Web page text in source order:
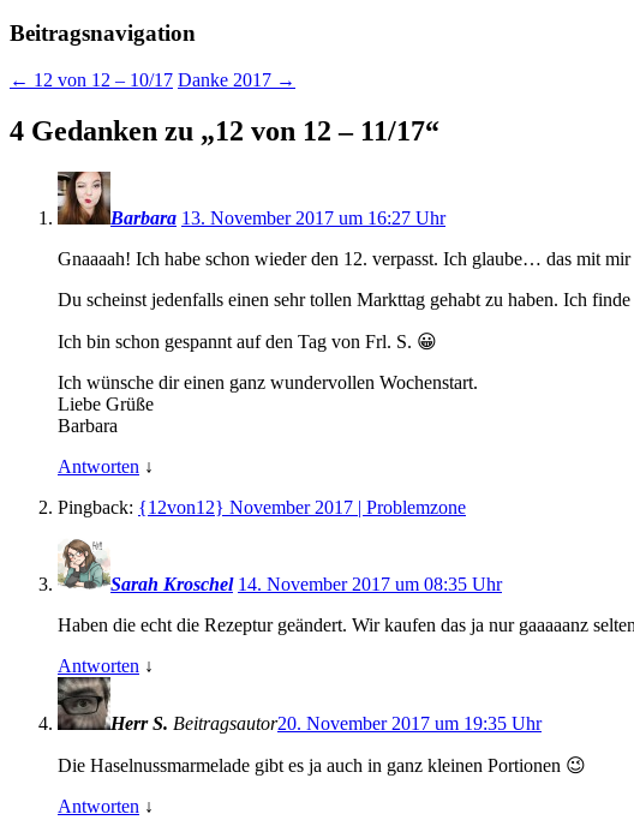
Beitragsnavigation
← 12 von 12 – 10/17 Danke 2017 →
4 Gedanken zu „12 von 12 – 11/17“
Barbara 13. November 2017 um 16:27 Uhr
Gnaaaah! Ich habe schon wieder den 12. verpasst. Ich glaube… das mit
Du scheinst jedenfalls einen sehr tollen Markttag gehabt zu haben. Ich
Ich bin schon gespannt auf den Tag von Frl. S. 😀
Ich wünsche dir einen ganz wundervollen Wochenstart.
Liebe Grüße
Barbara
Antworten ↓
Pingback: {12von12} November 2017 | Problemzone
Sarah Kroschel 14. November 2017 um 08:35 Uhr
Haben die echt die Rezeptur geändert. Wir kaufen das ja nur gaaaaanz
Antworten ↓
Herr S. Beitragsautor20. November 2017 um 19:35 Uhr
Die Haselnussmarmelade gibt es ja auch in ganz kleinen Portionen 😉
Antworten ↓